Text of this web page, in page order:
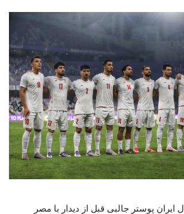
ایران پوستر جالبی قبل از دیدار با مصر